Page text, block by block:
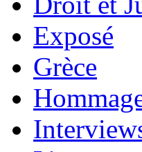
Exposé
Grèce